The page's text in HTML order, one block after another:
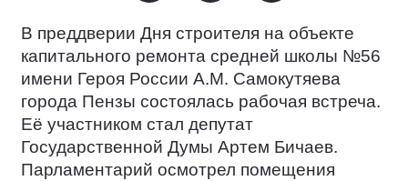
В преддверии Дня строителя на объекте
капитального ремонта средней школы №56
имени Героя России А.М. Самокутяева
города Пензы состоялась рабочая встреча.
Её участником стал депутат
Государственной Думы Артем Бичаев.
Парламентарий осмотрел помещения